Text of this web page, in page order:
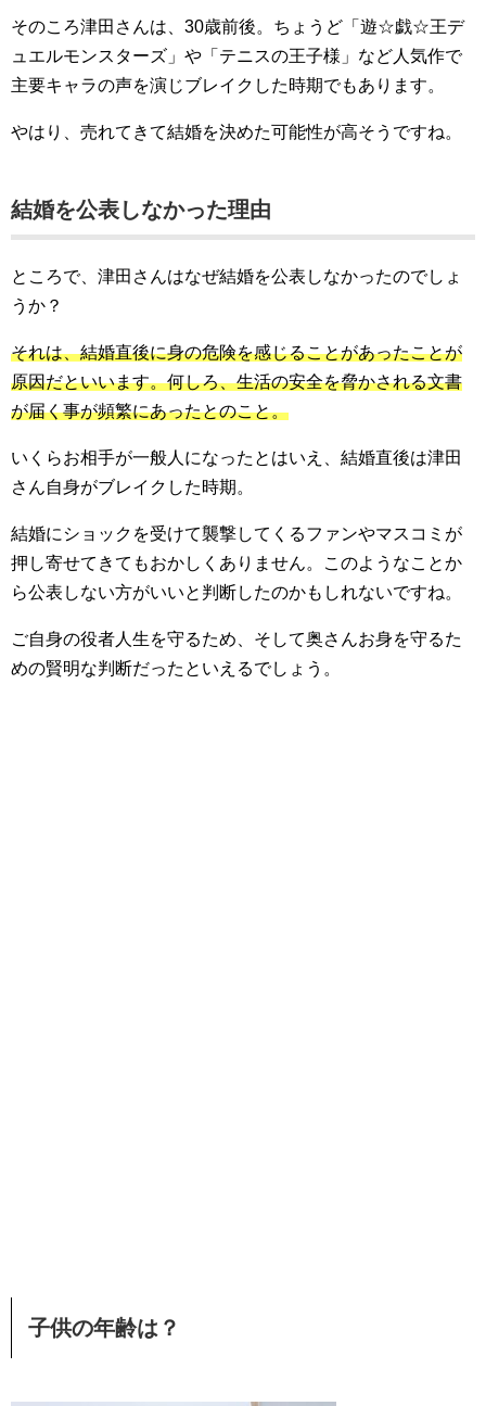
そのころ津田さんは、30歳前後。ちょうど「遊☆戯☆王デ
ュエルモンスターズ」や「テニスの王子様」など人気作で
主要キャラの声を演じブレイクした時期でもあります。
やはり、売れてきて結婚を決めた可能性が高そうですね。
結婚を公表しなかった理由
ところで、津田さんはなぜ結婚を公表しなかったのでしょ
うか？
それは、結婚直後に身の危険を感じることがあったことが
原因だといいます。何しろ、生活の安全を脅かされる文書
が届く事が頻繁にあったとのこと。
いくらお相手が一般人になったとはいえ、結婚直後は津田
さん自身がブレイクした時期。
結婚にショックを受けて襲撃してくるファンやマスコミが
押し寄せてきてもおかしくありません。このようなことか
ら公表しない方がいいと判断したのかもしれないですね。
ご自身の役者人生を守るため、そして奥さんお身を守るた
めの賢明な判断だったといえるでしょう。
子供の年齢は？